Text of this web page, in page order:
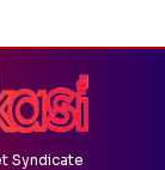
Syndicate